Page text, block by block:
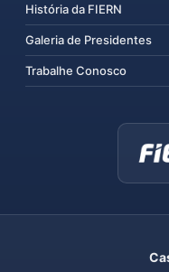
História da FIERN
Galeria de Presidentes
Trabalhe Conosco